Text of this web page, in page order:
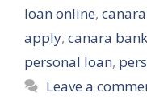
loan online,
apply, canara
personal loan,
Leave a